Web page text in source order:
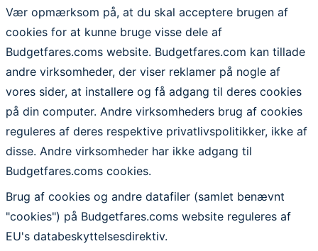
Vær opmærksom på, at du skal acceptere brugen af
cookies for at kunne bruge visse dele af
Budgetfares.coms website. Budgetfares.com kan tillade
andre virksomheder, der viser reklamer på nogle af
vores sider, at installere og få adgang til deres cookies
på din computer. Andre virksomheders brug af cookies
reguleres af deres respektive privatlivspolitikker, ikke af
disse. Andre virksomheder har ikke adgang til
Budgetfares.coms cookies.
Brug af cookies og andre datafiler (samlet benævnt
"cookies") på Budgetfares.coms website reguleres af
EU's databeskyttelsesdirektiv.